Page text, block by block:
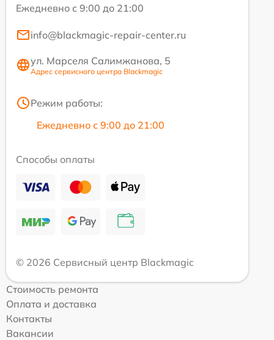
Ежедневно с 9:00 до 21:00
info@blackmagic-repair-center.ru
ул. Марселя Салимжанова, 5
Адрес сервисного центра Blackmagic
Режим работы:
Ежедневно с 9:00 до 21:00
Способы оплаты
© 2026 Сервисный центр Blackmagic
Стоимость ремонта
Оплата и доставка
Контакты
Вакансии